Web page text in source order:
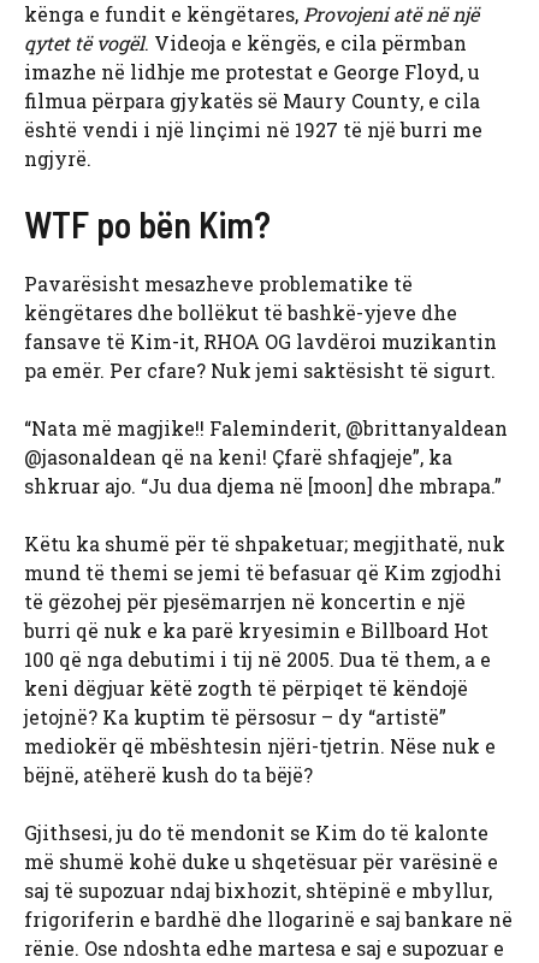
kënga e fundit e këngëtares, Provojeni atë në një
qytet të vogël. Videoja e këngës, e cila përmban
imazhe në lidhje me protestat e George Floyd, u
filmua përpara gjykatës së Maury County, e cila
është vendi i një linçimi në 1927 të një burri me
ngjyrë.
WTF po bën Kim?
Pavarësisht mesazheve problematike të
këngëtares dhe bollëkut të bashkë-yjeve dhe
fansave të Kim-it, RHOA OG lavdëroi muzikantin
pa emër. Per cfare? Nuk jemi saktësisht të sigurt.
“Nata më magjike!! Faleminderit, @brittanyaldean
@jasonaldean që na keni! Çfarë shfaqjeje”, ka
shkruar ajo. “Ju dua djema në [moon] dhe mbrapa.”
Këtu ka shumë për të shpaketuar; megjithatë, nuk
mund të themi se jemi të befasuar që Kim zgjodhi
të gëzohej për pjesëmarrjen në koncertin e një
burri që nuk e ka parë kryesimin e Billboard Hot
100 që nga debutimi i tij në 2005. Dua të them, a e
keni dëgjuar këtë zogth të përpiqet të këndojë
jetojnë? Ka kuptim të përsosur – dy “artistë”
mediokër që mbështesin njëri-tjetrin. Nëse nuk e
bëjnë, atëherë kush do ta bëjë?
Gjithsesi, ju do të mendonit se Kim do të kalonte
më shumë kohë duke u shqetësuar për varësinë e
saj të supozuar ndaj bixhozit, shtëpinë e mbyllur,
frigoriferin e bardhë dhe llogarinë e saj bankare në
rënie. Ose ndoshta edhe martesa e saj e supozuar e